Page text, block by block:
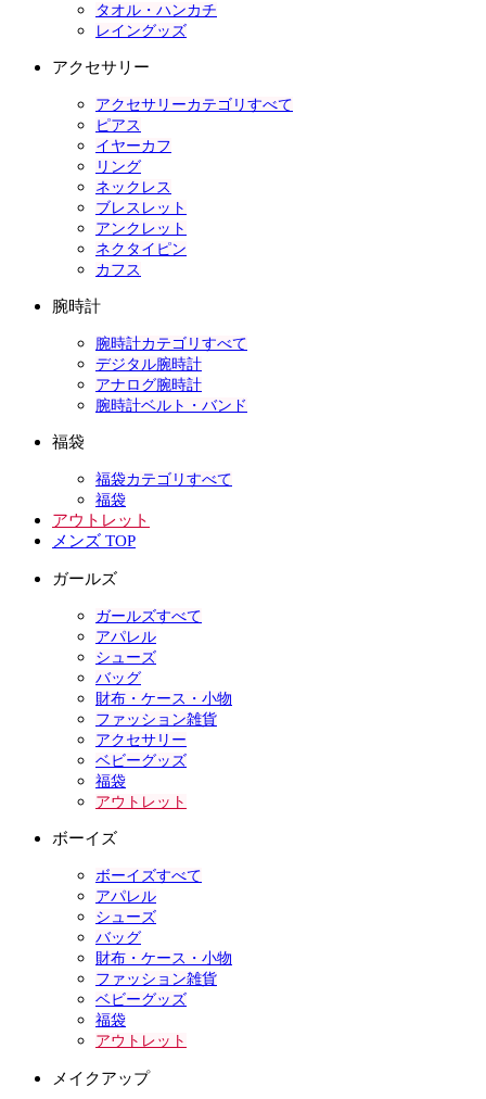
タオル・ハンカチ
レイングッズ
アクセサリー
アクセサリーカテゴリすべて
ピアス
イヤーカフ
リング
ネックレス
ブレスレット
アンクレット
ネクタイピン
カフス
腕時計
腕時計カテゴリすべて
デジタル腕時計
アナログ腕時計
腕時計ベルト・バンド
福袋
福袋カテゴリすべて
福袋
アウトレット
メンズ TOP
ガールズ
ガールズすべて
アパレル
シューズ
バッグ
財布・ケース・小物
ファッション雑貨
アクセサリー
ベビーグッズ
福袋
アウトレット
ボーイズ
ボーイズすべて
アパレル
シューズ
バッグ
財布・ケース・小物
ファッション雑貨
ベビーグッズ
福袋
アウトレット
メイクアップ